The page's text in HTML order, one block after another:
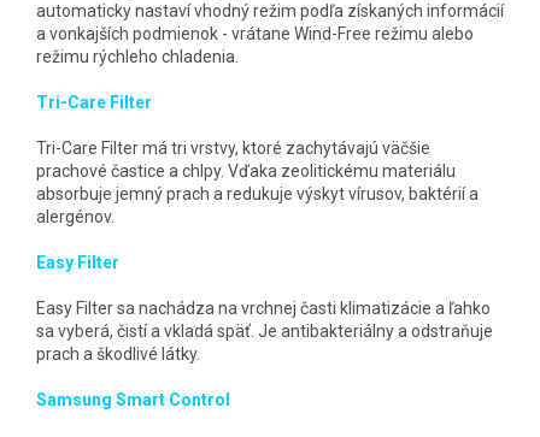
automaticky nastaví vhodný režim podľa získaných informácií
a vonkajších podmienok - vrátane Wind-Free režimu alebo
režimu rýchleho chladenia.
Tri-Care Filter
Tri-Care Filter má tri vrstvy, ktoré zachytávajú väčšie
prachové častice a chlpy. Vďaka zeolitickému materiálu
absorbuje jemný prach a redukuje výskyt vírusov, baktérií a
alergénov.
Easy Filter
Easy Filter sa nachádza na vrchnej časti klimatizácie a ľahko
sa vyberá, čistí a vkladá späť. Je antibakteriálny a odstraňuje
prach a škodlivé látky.
Samsung Smart Control